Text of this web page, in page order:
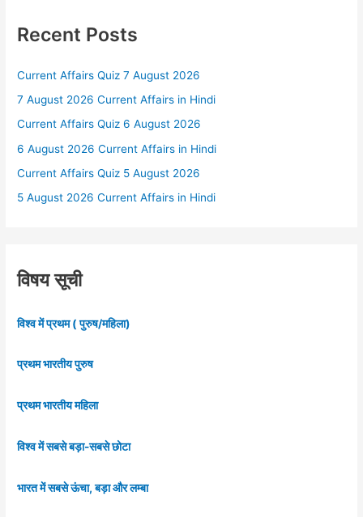
Recent Posts
Current Affairs Quiz 7 August 2026
7 August 2026 Current Affairs in Hindi
Current Affairs Quiz 6 August 2026
6 August 2026 Current Affairs in Hindi
Current Affairs Quiz 5 August 2026
5 August 2026 Current Affairs in Hindi
विषय सूची
विश्व में प्रथम ( पुरुष/महिला)
प्रथम भारतीय पुरुष
प्रथम भारतीय महिला
विश्व में सबसे बड़ा-सबसे छोटा
भारत में सबसे ऊंचा, बड़ा और लम्बा